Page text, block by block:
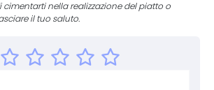
nella realizzazione del piatto o
il tuo saluto.